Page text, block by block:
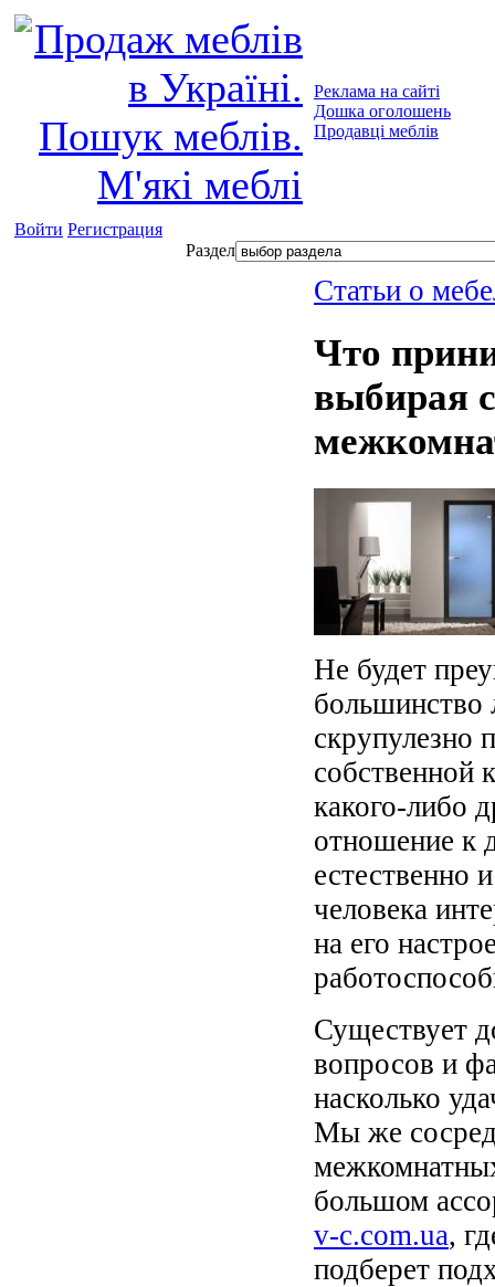
Реклама на сайті
Дошка оголошень
Продавці меблів
Войти Регистрация
Раздел
Статьи о
Что
выбирая
Не будет
большинство
скрупулезно
собственной
какого-либо
отношение к
естественно
человека
на его
Существует
вопросов и
насколько
Мы же
большом
v-c.com.ua,
подберет